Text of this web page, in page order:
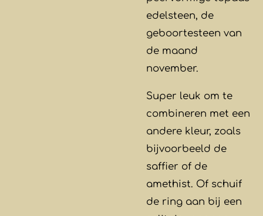
edelsteen, de
geboortesteen van
de maand
november.
Super leuk om te
combineren met een
andere kleur, zoals
bijvoorbeeld de
saffier of de
amethist. Of schuif
de ring aan bij een